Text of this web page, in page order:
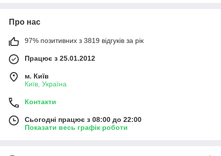
Про нас
97% позитивних з 3819 відгуків за рік
Працює з 25.01.2012
м. Київ
Київ, Україна
Контакти
Сьогодні працює з 08:00 до 22:00
Показати весь графік роботи